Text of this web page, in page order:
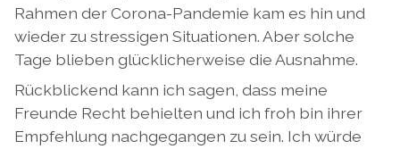
Rahmen der Corona-Pandemie kam es hin und
wieder zu stressigen Situationen. Aber solche
Tage blieben glücklicherweise die Ausnahme.
Rückblickend kann ich sagen, dass meine
Freunde Recht behielten und ich froh bin ihrer
Empfehlung nachgegangen zu sein. Ich würde